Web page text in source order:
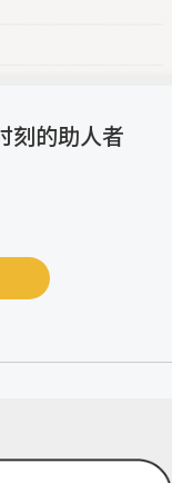
的助人者